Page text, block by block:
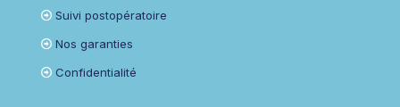
Suivi postopératoire
Nos garanties
Confidentialité